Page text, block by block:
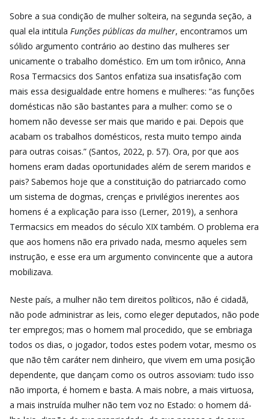
Sobre a sua condição de mulher solteira, na segunda seção, a
qual ela intitula Funções públicas da mulher, encontramos um
sólido argumento contrário ao destino das mulheres ser
unicamente o trabalho doméstico. Em um tom irônico, Anna
Rosa Termacsics dos Santos enfatiza sua insatisfação com
mais essa desigualdade entre homens e mulheres: “as funções
domésticas não são bastantes para a mulher: como se o
homem não devesse ser mais que marido e pai. Depois que
acabam os trabalhos domésticos, resta muito tempo ainda
para outras coisas.” (Santos, 2022, p. 57). Ora, por que aos
homens eram dadas oportunidades além de serem maridos e
pais? Sabemos hoje que a constituição do patriarcado como
um sistema de dogmas, crenças e privilégios inerentes aos
homens é a explicação para isso (Lerner, 2019), a senhora
Termacsics em meados do século XIX também. O problema era
que aos homens não era privado nada, mesmo aqueles sem
instrução, e esse era um argumento convincente que a autora
mobilizava.
Neste país, a mulher não tem direitos políticos, não é cidadã,
não pode administrar as leis, como eleger deputados, não pode
ter empregos; mas o homem mal procedido, que se embriaga
todos os dias, o jogador, todos estes podem votar, mesmo os
que não têm caráter nem dinheiro, que vivem em uma posição
dependente, que dançam como os outros assoviam: tudo isso
não importa, é homem e basta. A mais nobre, a mais virtuosa,
a mais instruída mulher não tem voz no Estado: o homem dá-